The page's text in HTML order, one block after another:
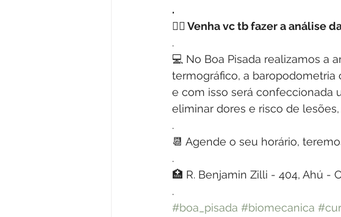
.
🏃‍♀️ Venha vc tb fazer a análise
.
💻 No Boa Pisada realizamos a
termográfico, a
e com isso será confeccionada
eliminar dores e risco de
.
📆 Agende o seu horário,
.
🏥 R. Benjamin Zilli - 404, Ahú -
.
#boa_pisada #biomecanica